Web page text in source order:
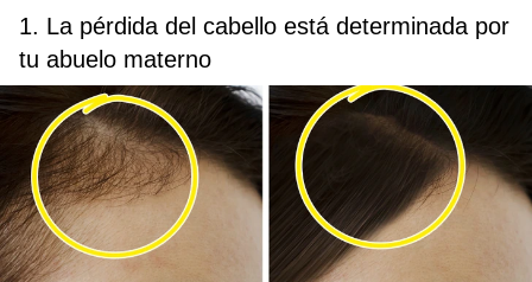
1. La pérdida del cabello está determinada por
tu abuelo materno